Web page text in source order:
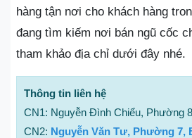
hàng tận nơi cho khách hàng
đang tìm kiếm nơi bán ngũ cốc
tham khảo địa chỉ dưới đây nhé.
Thông tin liên hệ
CN1: Nguyễn Đình Chiểu, Phường
CN2: Nguyễn Văn Tư, Phường 7,